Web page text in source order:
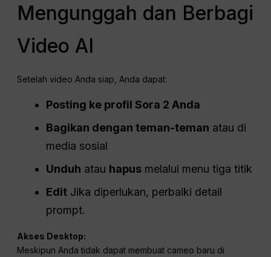
Mengunggah dan Berbagi
Video AI
Setelah video Anda siap, Anda dapat:
Posting ke profil Sora 2 Anda
Bagikan dengan teman-teman atau di
media sosial
Unduh atau hapus melalui menu tiga titik
Edit Jika diperlukan, perbaiki detail
prompt.
Akses Desktop:
Meskipun Anda tidak dapat membuat cameo baru di